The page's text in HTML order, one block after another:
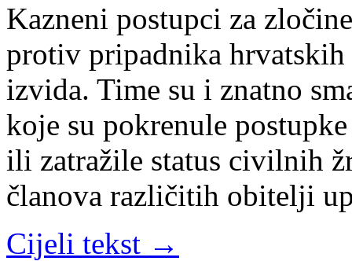
Kazneni postupci za
protiv pripadnika hrvatskih
izvida. Time su i znatno
koje su pokrenule
ili zatražile status civilnih
članova različitih obitelji
Cijeli tekst →